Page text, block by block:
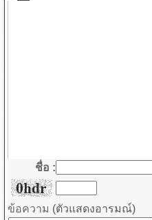
ชื่อ :
ข้อความ (ตัวแสดงอารมณ์)